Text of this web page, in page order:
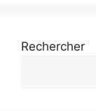
Rechercher